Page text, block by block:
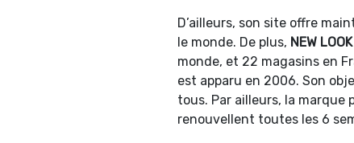
D’ailleurs, son site offre
le monde. De plus, NEW LOOK
monde, et 22 magasins en
est apparu en 2006. Son
tous. Par ailleurs, la marque
renouvellent toutes les 6